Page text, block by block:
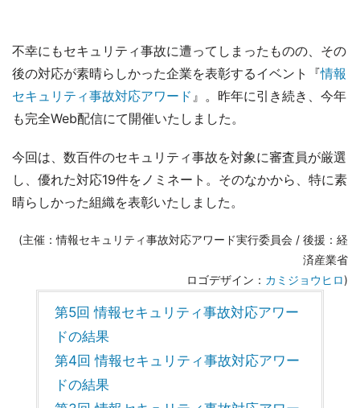
不幸にもセキュリティ事故に遭ってしまったものの、その
後の対応が素晴らしかった企業を表彰するイベント『情報
セキュリティ事故対応アワード 』。昨年に引き続き、今年
も完全Web配信にて開催いたしました。
今回は、数百件のセキュリティ事故を対象に審査員が厳選
し、優れた対応19件をノミネート。そのなかから、特に素
晴らしかった組織を表彰いたしました。
(主催：情報セキュリティ事故対応アワード実行委員会 / 後援：経
済産業省
ロゴデザイン： カミジョウヒロ)
第5回 情報セキュリティ事故対応アワー
ドの結果
第4回 情報セキュリティ事故対応アワー
ドの結果